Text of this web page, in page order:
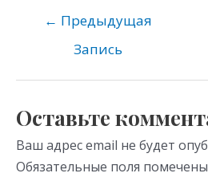
o
kl
as
ni
ki
gr
a
m p
← Предыдущая
Запись
Оставьте
Ваш адрес email не будет
Обязательные поля помечены